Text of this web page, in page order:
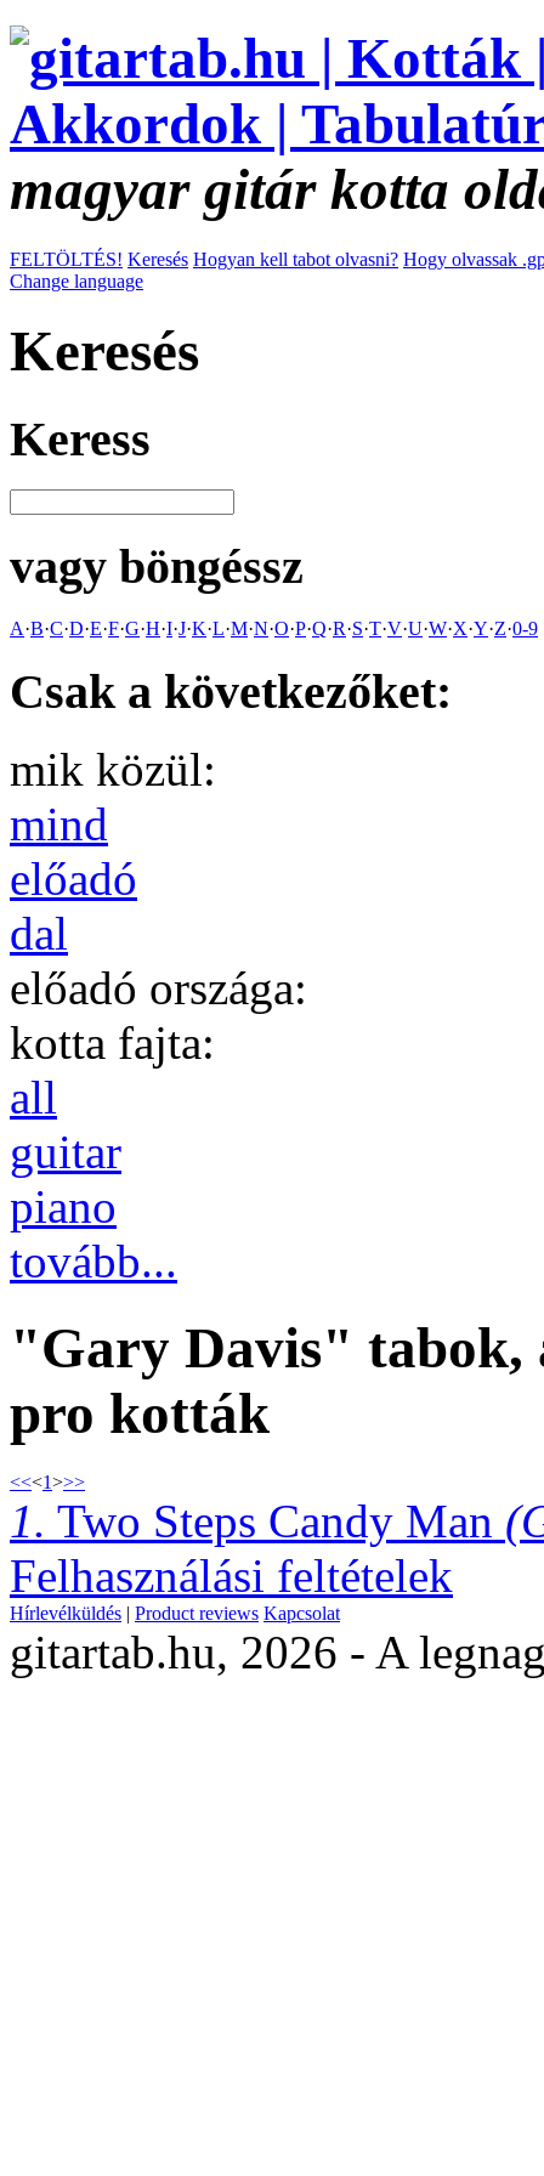
magyar gitár kotta
FELTÖLTÉS! Keresés Hogyan kell tabot olvasni? Hogy olvassak
Change language
Keresés
Keress
vagy böngéssz
A·B·C·D·E·F·G·H·I·J·K·L·M·N·O·P·Q·R·S·T·V·U·W·X·Y·Z·0-9
Csak a következőket:
mik közül:
mind
előadó
dal
előadó országa:
kotta fajta:
all
guitar
piano
tovább...
"Gary Davis" tabok,
pro kották
<<<1>>>
1. Two Steps Candy Man
Felhasználási feltételek
Hírlevélküldés | Product reviews Kapcsolat
gitartab.hu, 2026 - A